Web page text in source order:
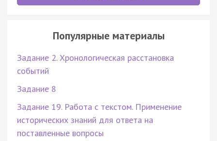
Популярные материалы
Задание 2. Хронологическая расстановка
событий
Задание 8
Задание 19. Работа с текстом. Применение
исторических знаний для ответа на
поставленные вопросы